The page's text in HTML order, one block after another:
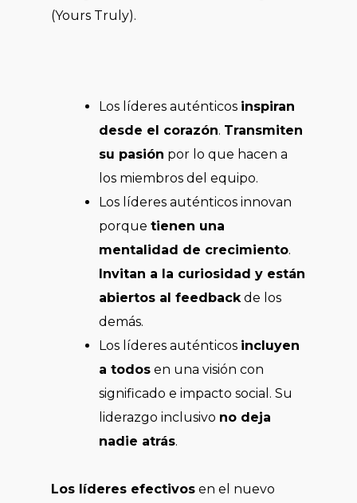
(Yours Truly).
Los líderes auténticos inspiran
desde el corazón. Transmiten
su pasión por lo que hacen a
los miembros del equipo.
Los líderes auténticos innovan
porquetienen una
mentalidad de crecimiento.
Invitan a la curiosidad y están
abiertos al feedbackde los
demás.
Los líderes auténticos incluyen
a todos en una visión con
significado e impacto social. Su
liderazgo inclusivo no deja
nadie atrás.
Los líderes efectivos en el nuevo